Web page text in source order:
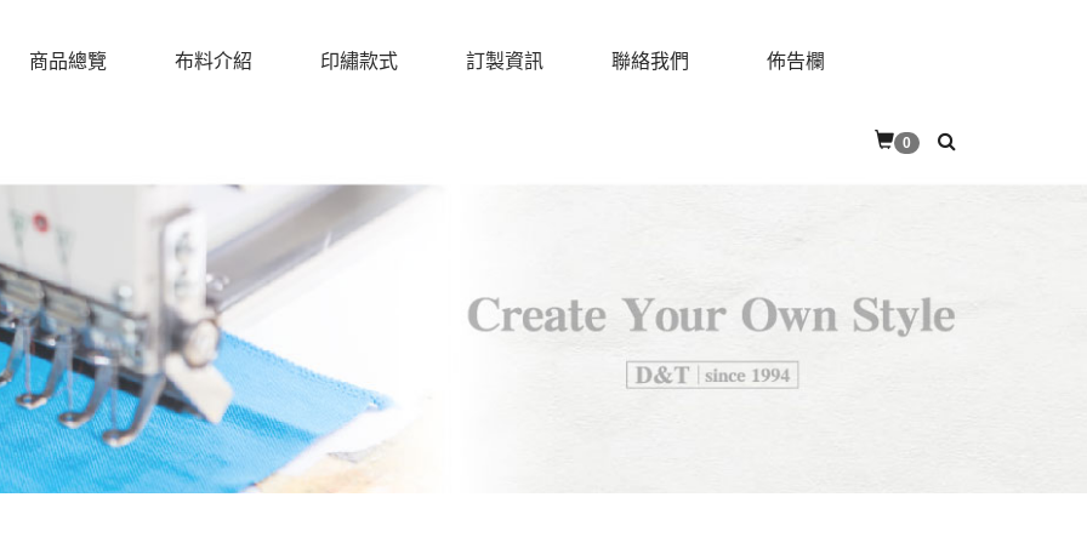
商品總覽 布料介紹 印繡款式 訂製資訊 聯絡我們 佈告欄
0